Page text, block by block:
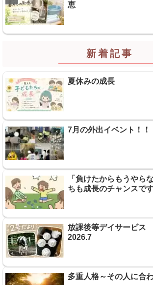
恵
新着記事
夏休みの成長
7月の外出イベント！！
「負けたからもうやら
ちも成長のチャンスで
放課後等デイサービス
2026.7
多重人格～その人に合